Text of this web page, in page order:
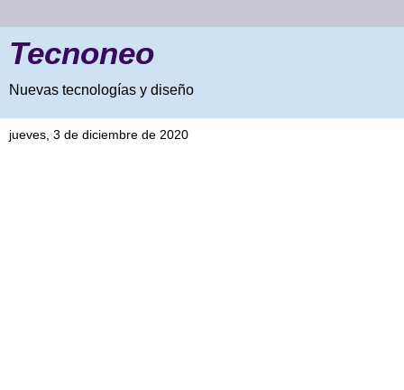
Tecnoneo
Nuevas tecnologías y diseño
jueves, 3 de diciembre de 2020